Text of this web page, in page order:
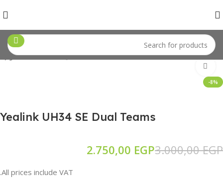
ملحقات كمبيوتر سماعات أذن Yealink UH34 SE Dual Teams
-8%
Yealink UH34 SE Dual Teams
3.000,00EGP
2.750,00 EGP
All prices include VAT.